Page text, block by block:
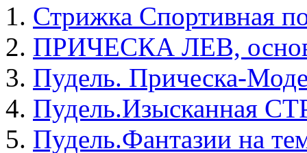
Стрижка Спортивная
ПРИЧЕСКА ЛЕВ,
Пудель. Прическа-
Пудель.Изысканная
Пудель.Фантазии на